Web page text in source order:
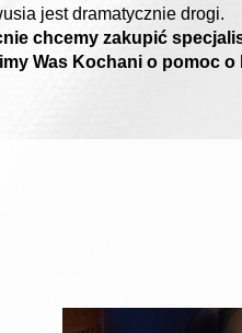
jest dramatycznie drogi.
chcemy zakupić
Was Kochani o pomoc o